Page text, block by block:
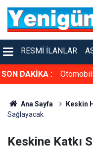
RESMI İLANLAR
SON DAKİKA :
yitirdi
Ana Sayfa Keskin
Sağlayacak
Keskine Katkı